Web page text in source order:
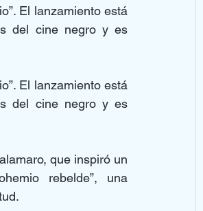
El lanzamiento está
del cine negro y es
El lanzamiento está
del cine negro y es
que inspiró un
rebelde”, una